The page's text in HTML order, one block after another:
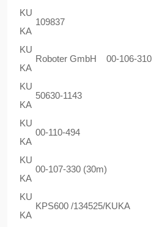
KU
KA
109837
KU
KA
Roboter GmbH 00-106-310
KU
KA
50630-1143
KU
KA
00-110-494
KU
KA
00-107-330 (30m)
KU
KA
KPS600 /134525/KUKA